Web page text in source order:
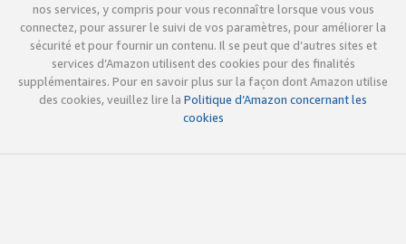
nos services, y compris pour vous reconnaître lorsque vous vous
connectez, pour assurer le suivi de vos paramètres, pour améliorer la
sécurité et pour fournir un contenu. Il se peut que d’autres sites et
services d’Amazon utilisent des cookies pour des finalités
supplémentaires. Pour en savoir plus sur la façon dont Amazon utilise
des cookies, veuillez lire la Politique d’Amazon concernant les
cookies